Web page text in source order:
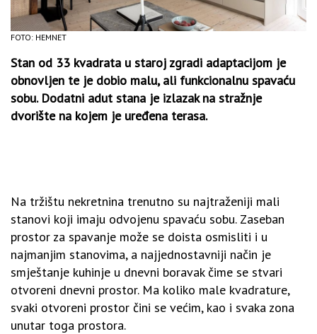
FOTO: HEMNET
Stan od 33 kvadrata u staroj zgradi adaptacijom je
obnovljen te je dobio malu, ali funkcionalnu spavaću
sobu. Dodatni adut stana je izlazak na stražnje
dvorište na kojem je uređena terasa.
Na tržištu nekretnina trenutno su najtraženiji mali
stanovi koji imaju odvojenu spavaću sobu. Zaseban
prostor za spavanje može se doista osmisliti i u
najmanjim stanovima, a najjednostavniji način je
smještanje kuhinje u dnevni boravak čime se stvari
otvoreni dnevni prostor. Ma koliko male kvadrature,
svaki otvoreni prostor čini se većim, kao i svaka zona
unutar toga prostora.